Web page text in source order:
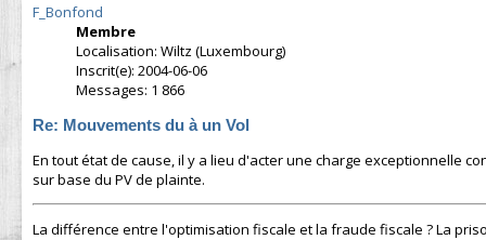
F_Bonfond
Membre
Localisation: Wiltz (Luxembourg)
Inscrit(e): 2004-06-06
Messages: 1 866
Re: Mouvements du à un Vol
En tout état de cause, il y a lieu d'acter une charge exceptionnelle
sur base du PV de plainte.
La différence entre l'optimisation fiscale et la fraude fiscale ? La